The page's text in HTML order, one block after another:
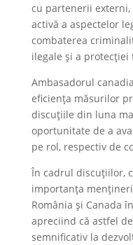
cu partenerii externi,
activă a aspectelor
combaterea
ilegale și a
Ambasadorul
eficiența măsurilor
discuțiile din luna
oportunitate de a
pe rol, respectiv de
În cadrul discuțiilor,
importanța
România și Canada
apreciind că astfel
semnificativ la